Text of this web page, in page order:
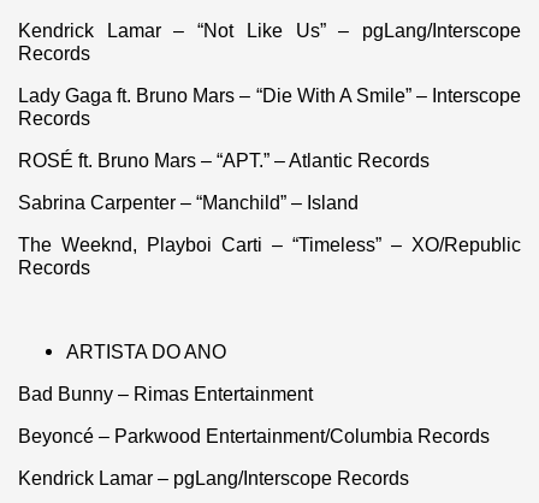
Kendrick Lamar – “Not Like Us” – pgLang/Interscope
Records
Lady Gaga ft. Bruno Mars – “Die With A Smile” – Interscope
Records
ROSÉ ft. Bruno Mars – “APT.” – Atlantic Records
Sabrina Carpenter – “Manchild” – Island
The Weeknd, Playboi Carti – “Timeless” – XO/Republic
Records
ARTISTA DO ANO
Bad Bunny – Rimas Entertainment
Beyoncé – Parkwood Entertainment/Columbia Records
Kendrick Lamar – pgLang/Interscope Records